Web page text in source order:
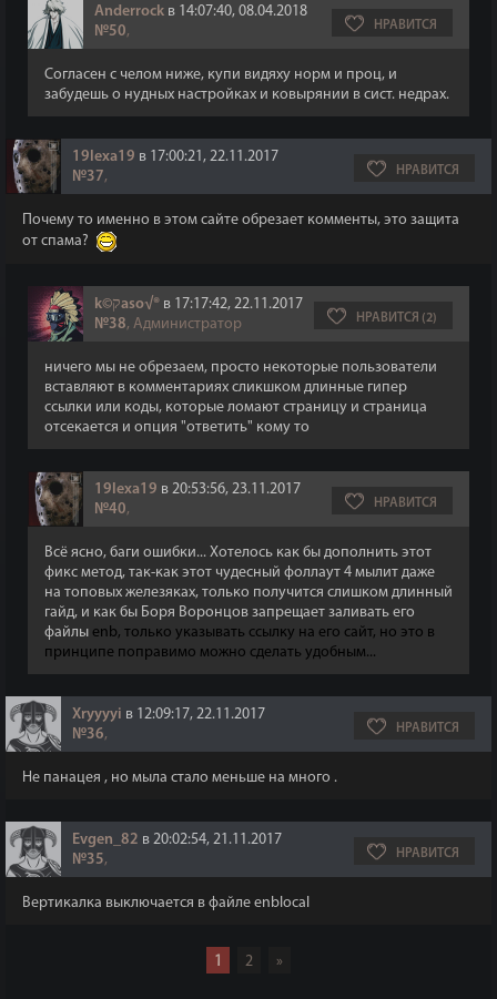
Anderrock в 14:07:40, 08.04.2018
№50, НРАВИТСЯ
Согласен с челом ниже, купи видяху норм и проц, и
забудешь о нудных настройках и ковырянии в сист. недрах.
19lexa19 в 17:00:21, 22.11.2017
№37, НРАВИТСЯ
Почему то именно в этом сайте обрезает комменты, это защита
от спама?
k©קaso√® в 17:17:42, 22.11.2017
№38, Администратор НРАВИТСЯ (2)
ничего мы не обрезаем, просто некоторые пользователи
вставляют в комментариях сликшком длинные гипер
ссылки или коды, которые ломают страницу и страница
отсекается и опция "ответить" кому то
19lexa19 в 20:53:56, 23.11.2017
№40, НРАВИТСЯ
Всё ясно, баги ошибки... Хотелось как бы дополнить этот
фикс метод, так-как этот чудесный фоллаут 4 мылит даже
на топовых железяках, только получится слишком длинный
гайд, и как бы Боря Воронцов запрещает заливать его
файлы enb, только указывать ссылку на его сайт, но это в
принципе поправимо можно сделать удобным...
Xryyyyi в 12:09:17, 22.11.2017
№36, НРАВИТСЯ
Не панацея , но мыла стало меньше на много .
Evgen_82 в 20:02:54, 21.11.2017
№35, НРАВИТСЯ
Вертикалка выключается в файле enblocal
1 2 »